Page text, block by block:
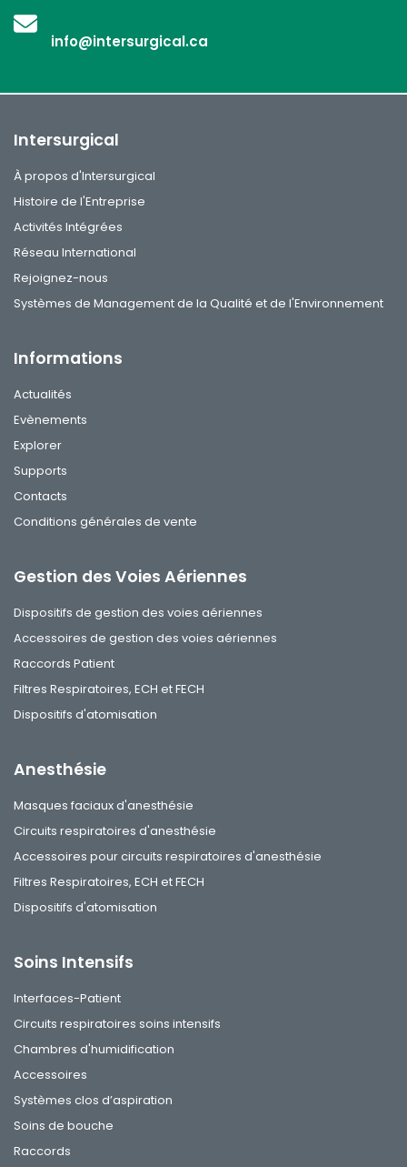
info@intersurgical.ca
Intersurgical
À propos d'Intersurgical
Histoire de l'Entreprise
Activités Intégrées
Réseau International
Rejoignez-nous
Systèmes de Management de la Qualité et de l'Environnement
Informations
Actualités
Evènements
Explorer
Supports
Contacts
Conditions générales de vente
Gestion des Voies Aériennes
Dispositifs de gestion des voies aériennes
Accessoires de gestion des voies aériennes
Raccords Patient
Filtres Respiratoires, ECH et FECH
Dispositifs d'atomisation
Anesthésie
Masques faciaux d'anesthésie
Circuits respiratoires d'anesthésie
Accessoires pour circuits respiratoires d'anesthésie
Filtres Respiratoires, ECH et FECH
Dispositifs d'atomisation
Soins Intensifs
Interfaces-Patient
Circuits respiratoires soins intensifs
Chambres d'humidification
Accessoires
Systèmes clos d’aspiration
Soins de bouche
Raccords